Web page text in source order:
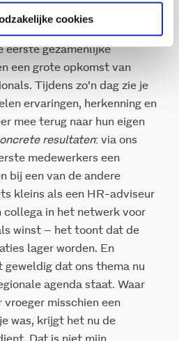
cookies
jaar hard werken staat er
eerste gezamenlijke
een grote opkomst van
Tijdens zo’n dag zie je
ervaringen, herkenning en
mee terug naar hun eigen
resultaten: via ons
medewerkers een
bij een van de andere
kleins als een HR-adviseur
collega in het netwerk voor
winst – het toont dat de
lager worden. En
dat ons thema nu
agenda staat. Waar
misschien een
was, krijgt het nu de